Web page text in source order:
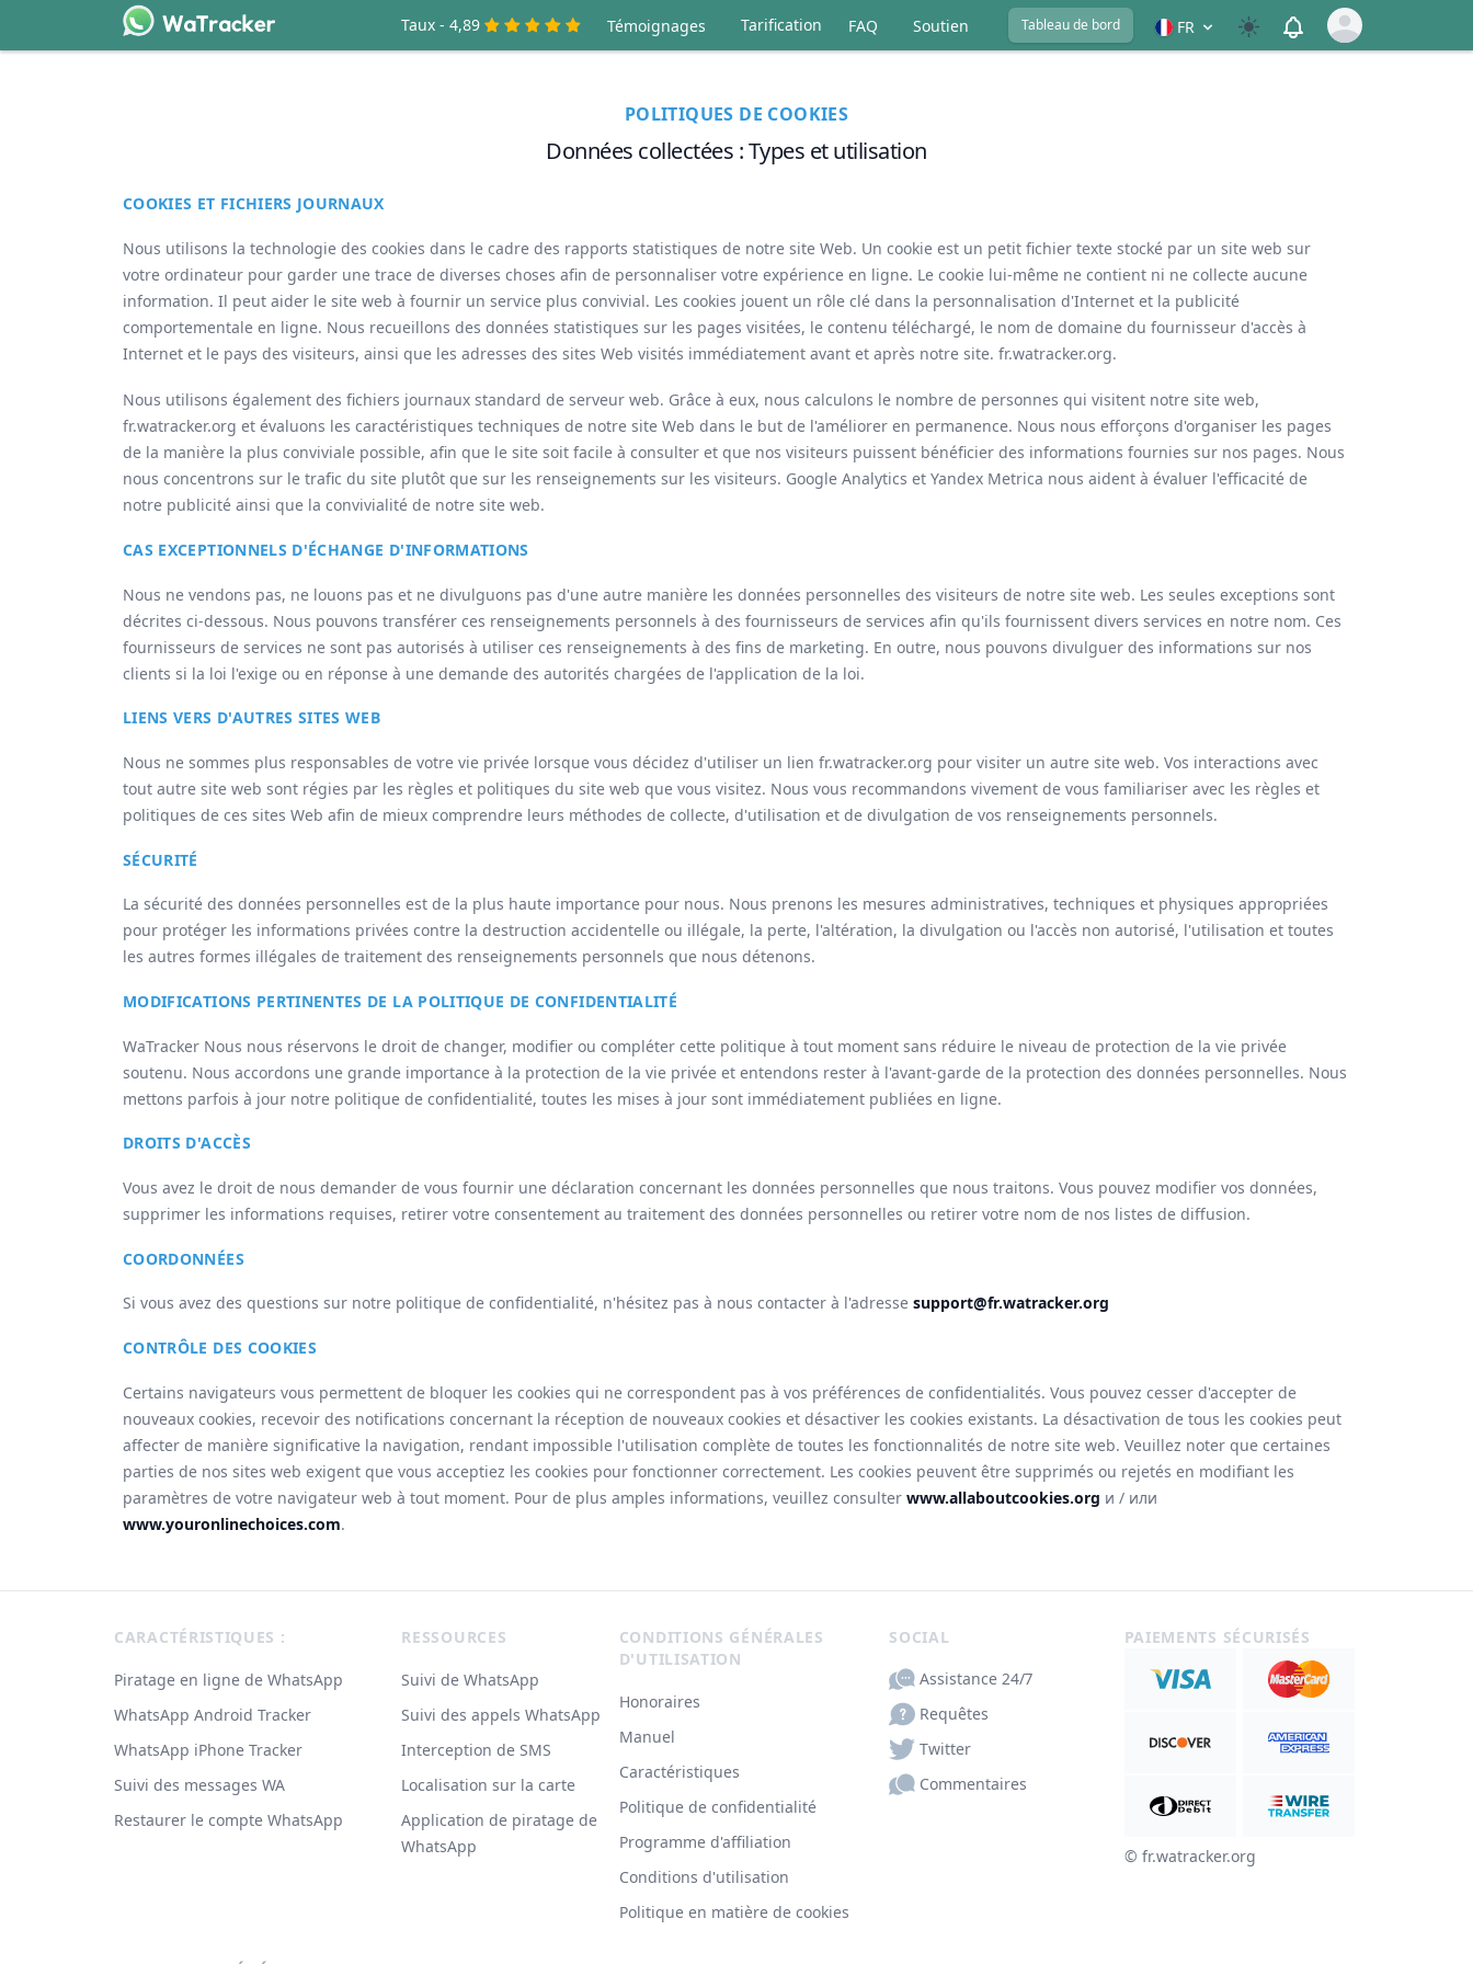
Taux - 4,89 Témoignages Tarification FAQ Soutien Tableau de bord FR View notifications
Open user menu
POLITIQUES DE COOKIES
Données collectées : Types et utilisation
COOKIES ET FICHIERS JOURNAUX
Nous utilisons la technologie des cookies dans le cadre des rapports statistiques de notre site Web. Un cookie est un petit fichier texte stocké par un site web sur
votre ordinateur pour garder une trace de diverses choses afin de personnaliser votre expérience en ligne. Le cookie lui-même ne contient ni ne collecte aucune
information. Il peut aider le site web à fournir un service plus convivial. Les cookies jouent un rôle clé dans la personnalisation d'Internet et la publicité
comportementale en ligne. Nous recueillons des données statistiques sur les pages visitées, le contenu téléchargé, le nom de domaine du fournisseur d'accès à
Internet et le pays des visiteurs, ainsi que les adresses des sites Web visités immédiatement avant et après notre site. ‌fr.watracker.org.
Nous utilisons également des fichiers journaux standard de serveur web. Grâce à eux, nous calculons le nombre de personnes qui visitent notre site web,
‌fr.watracker.org et évaluons les caractéristiques techniques de notre site Web dans le but de l'améliorer en permanence. Nous nous efforçons d'organiser les pages
de la manière la plus conviviale possible, afin que le site soit facile à consulter et que nos visiteurs puissent bénéficier des informations fournies sur nos pages. Nous
nous concentrons sur le trafic du site plutôt que sur les renseignements sur les visiteurs. Google Analytics et Yandex Metrica nous aident à évaluer l'efficacité de
notre publicité ainsi que la convivialité de notre site web.
CAS EXCEPTIONNELS D'ÉCHANGE D'INFORMATIONS
Nous ne vendons pas, ne louons pas et ne divulguons pas d'une autre manière les données personnelles des visiteurs de notre site web. Les seules exceptions sont
décrites ci-dessous. Nous pouvons transférer ces renseignements personnels à des fournisseurs de services afin qu'ils fournissent divers services en notre nom. Ces
fournisseurs de services ne sont pas autorisés à utiliser ces renseignements à des fins de marketing. En outre, nous pouvons divulguer des informations sur nos
clients si la loi l'exige ou en réponse à une demande des autorités chargées de l'application de la loi.
LIENS VERS D'AUTRES SITES WEB
Nous ne sommes plus responsables de votre vie privée lorsque vous décidez d'utiliser un lien ‌fr.watracker.org pour visiter un autre site web. Vos interactions avec
tout autre site web sont régies par les règles et politiques du site web que vous visitez. Nous vous recommandons vivement de vous familiariser avec les règles et
politiques de ces sites Web afin de mieux comprendre leurs méthodes de collecte, d'utilisation et de divulgation de vos renseignements personnels.
SÉCURITÉ
La sécurité des données personnelles est de la plus haute importance pour nous. Nous prenons les mesures administratives, techniques et physiques appropriées
pour protéger les informations privées contre la destruction accidentelle ou illégale, la perte, l'altération, la divulgation ou l'accès non autorisé, l'utilisation et toutes
les autres formes illégales de traitement des renseignements personnels que nous détenons.
MODIFICATIONS PERTINENTES DE LA POLITIQUE DE CONFIDENTIALITÉ
WaTracker Nous nous réservons le droit de changer, modifier ou compléter cette politique à tout moment sans réduire le niveau de protection de la vie privée
soutenu. Nous accordons une grande importance à la protection de la vie privée et entendons rester à l'avant-garde de la protection des données personnelles. Nous
mettons parfois à jour notre politique de confidentialité, toutes les mises à jour sont immédiatement publiées en ligne.
DROITS D'ACCÈS
Vous avez le droit de nous demander de vous fournir une déclaration concernant les données personnelles que nous traitons. Vous pouvez modifier vos données,
supprimer les informations requises, retirer votre consentement au traitement des données personnelles ou retirer votre nom de nos listes de diffusion.
COORDONNÉES
Si vous avez des questions sur notre politique de confidentialité, n'hésitez pas à nous contacter à l'adresse support@fr.watracker.org
CONTRÔLE DES COOKIES
Certains navigateurs vous permettent de bloquer les cookies qui ne correspondent pas à vos préférences de confidentialités. Vous pouvez cesser d'accepter de
nouveaux cookies, recevoir des notifications concernant la réception de nouveaux cookies et désactiver les cookies existants. La désactivation de tous les cookies peut
affecter de manière significative la navigation, rendant impossible l'utilisation complète de toutes les fonctionnalités de notre site web. Veuillez noter que certaines
parties de nos sites web exigent que vous acceptiez les cookies pour fonctionner correctement. Les cookies peuvent être supprimés ou rejetés en modifiant les
paramètres de votre navigateur web à tout moment. Pour de plus amples informations, veuillez consulter www.allaboutcookies.org и / или
www.youronlinechoices.com.
CARACTÉRISTIQUES :
Piratage en ligne de WhatsApp
WhatsApp Android Tracker
WhatsApp iPhone Tracker
Suivi des messages WA
Restaurer le compte WhatsApp
RESSOURCES
Suivi de WhatsApp
Suivi des appels WhatsApp
Interception de SMS
Localisation sur la carte
Application de piratage de
WhatsApp
CONDITIONS GÉNÉRALES
D'UTILISATION
Honoraires
Manuel
Caractéristiques
Politique de confidentialité
Programme d'affiliation
Conditions d'utilisation
Politique en matière de cookies
SOCIAL
Assistance 24/7
Requêtes
Twitter
Commentaires
PAIEMENTS SÉCURISÉS
© ‌fr.watracker.org